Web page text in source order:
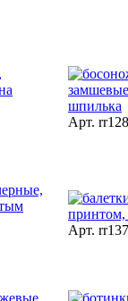
Арт.
Арт.